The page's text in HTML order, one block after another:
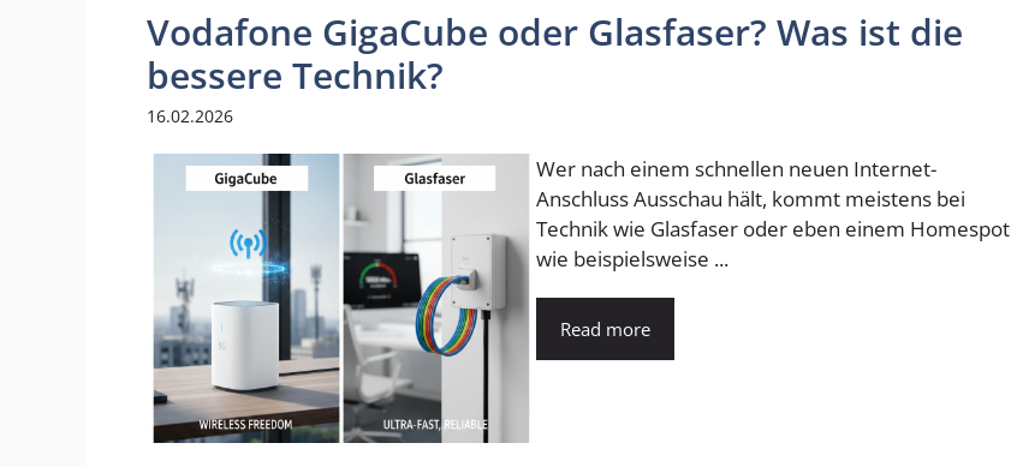
Vodafone GigaCube oder Glasfaser? Was ist die
bessere Technik?
16.02.2026
Wer nach einem schnellen neuen Internet-
Anschluss Ausschau hält, kommt meistens bei
Technik wie Glasfaser oder eben einem Homespot
wie beispielsweise ...
Read more